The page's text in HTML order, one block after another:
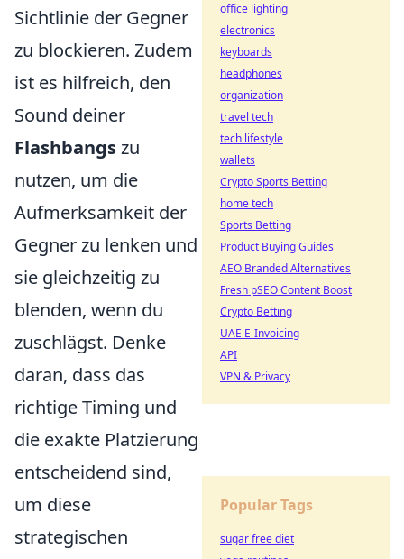
Sichtlinie der Gegner
zu blockieren. Zudem
ist es hilfreich, den
Sound deiner
Flashbangszu
nutzen, um die
Aufmerksamkeit der
Gegner zu lenken und
sie gleichzeitig zu
blenden, wenn du
zuschlägst. Denke
daran, dass das
richtige Timing und
die exakte Platzierung
entscheidend sind,
um diese
strategischen
office lighting
electronics
keyboards
headphones
organization
travel tech
tech lifestyle
wallets
Crypto Sports Betting
home tech
Sports Betting
Product Buying Guides
AEO Branded Alternatives
Fresh pSEO Content Boost
Crypto Betting
UAE E-Invoicing
API
VPN & Privacy
Popular Tags
sugar free diet